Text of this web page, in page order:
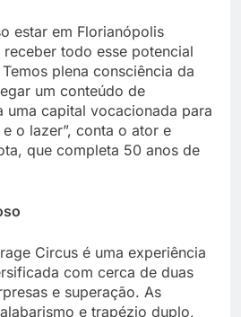
estar em Florianópolis
todo esse potencial
plena consciência da
um conteúdo de
uma capital vocacionada para
o lazer”, conta o ator e
que completa 50 anos de
Circus é uma experiência
com cerca de duas
e superação. As
e trapézio duplo,